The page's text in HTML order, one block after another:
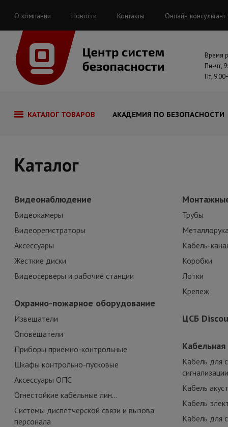
О компании Новости Контакты Онлайн консультант
Время
Пн-чт,
Пт,
КАТАЛОГ ТОВАРОВ АКАДЕМИЯ ПО БЕЗОПАСНОСТИ
Каталог
Видеонаблюдение
Видеокамеры
Видеорегистраторы
Аксессуары
Жесткие диски
Видеосерверы и рабочие станции
Охранно-пожарное оборудование
Извещатели
Оповещатели
Приборы приемно-контрольные
Шкафы контрольно-пусковые
Аксессуары ОПС
Огнестойкие кабельные лин...
Системы диспетчерской связи и вызова
персонала
Трубы
Кабель-
Коробки
Лотки
Крепеж
ЦСБ
Кабель для
сигнализации
Кабель
Кабель
Кабель для